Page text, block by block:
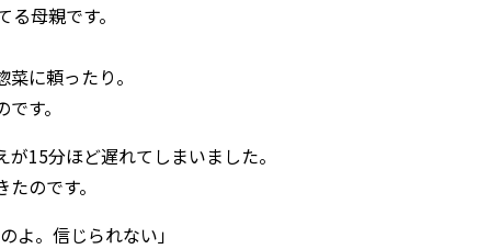
母親です。
に頼ったり。
す。
15分ほど遅れてしまいました。
のです。
よ。信じられない」